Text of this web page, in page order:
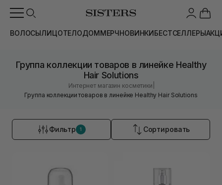
ВОЛОСЫЛИЦОТЕЛОДОММЕРЧНОВИНКИБЕСТСЕЛЛЕРЫ
Группа коллекции товаров в линейке Healthy
Hair Solutions
Интернет магазин косметики
Группа коллекции товаров в линейке Healthy Hair Solutions
Фильтр 1 Сортировать